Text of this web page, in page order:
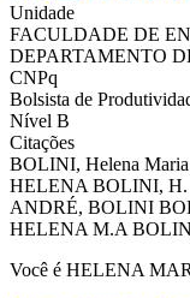
Unidade
FACULDADE DE
DEPARTAMENTO
CNPq
Bolsista de
Nível B
Citações
BOLINI, Helena
HELENA BOLINI, H.
ANDRÉ, BOLINI
HELENA M.A
Você é HELENA